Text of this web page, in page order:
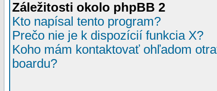
Záležitosti okolo phpBB 2
Kto napísal tento program?
Prečo nie je k dispozícií funkcia X?
Koho mám kontaktovať ohľadom
boardu?